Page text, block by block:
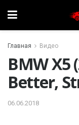
Главная Видео
BMW X5
Better,
06.06.2018